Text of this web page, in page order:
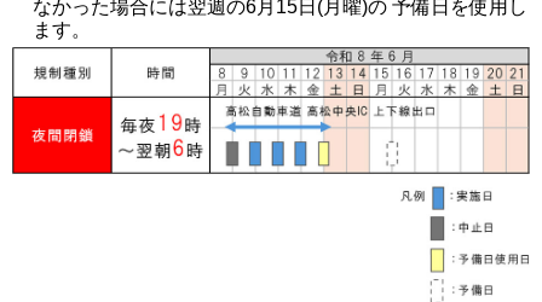
なかった場合には翌週の6月15日(月曜)の 予備日を使用し
ます。